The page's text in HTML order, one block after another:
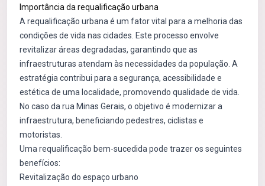
Importância da requalificação urbana
A requalificação urbana é um fator vital para a melhoria das
condições de vida nas cidades. Este processo envolve
revitalizar áreas degradadas, garantindo que as
infraestruturas atendam às necessidades da população. A
estratégia contribui para a segurança, acessibilidade e
estética de uma localidade, promovendo qualidade de vida.
No caso da rua Minas Gerais, o objetivo é modernizar a
infraestrutura, beneficiando pedestres, ciclistas e
motoristas.
Uma requalificação bem-sucedida pode trazer os seguintes
benefícios:
Revitalização do espaço urbano